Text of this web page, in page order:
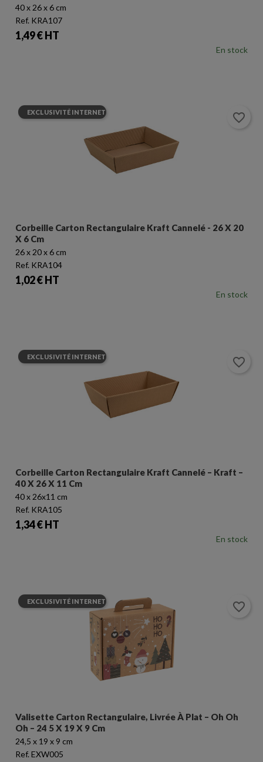
Nom de la liste d'envies
Connexion ×
Vous devez être connecté pour ajouter des produits à
40 x 26 x 6 cm
Ref. KRA107
Prix
1,49 € HT
En stock
Corbeille Carton Rectangulaire Kraft Cannelé - 26 X 20
X 6 Cm
26 x 20 x 6 cm
Ref. KRA104
Prix
1,02 € HT
En stock
EXCLUSIVITÉ INTERNET favorite_border
Corbeille Carton Rectangulaire Kraft Cannelé – Kraft –
40 X 26 X 11 Cm
40 x 26x11 cm
Ref. KRA105
Prix
1,34 € HT
En stock
EXCLUSIVITÉ INTERNET favorite_border
Valisette Carton Rectangulaire, Livrée À Plat – Oh Oh
Oh – 24 5 X 19 X 9 Cm
24,5 x 19 x 9 cm
Ref. EXW005
EXCLUSIVITÉ INTERNET favorite_border